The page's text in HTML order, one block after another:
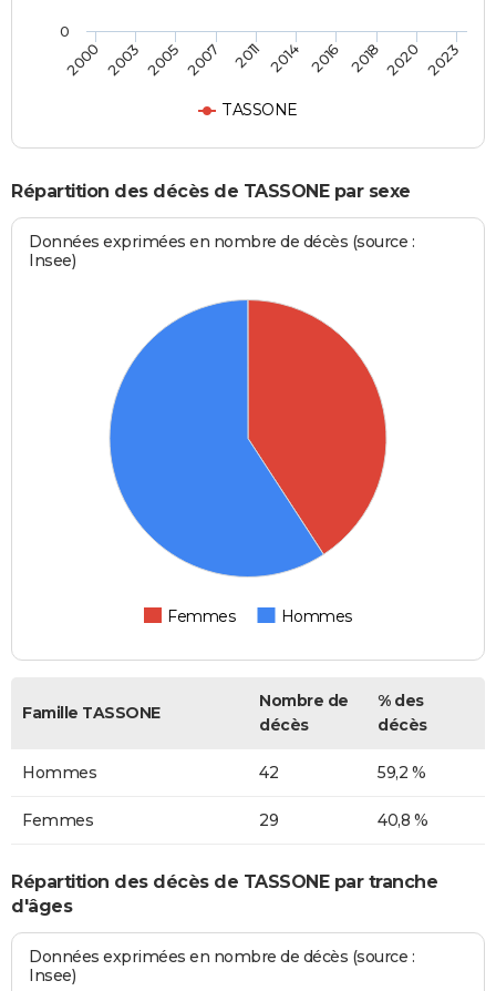
TASSONE
2000 2003 2005 2007 2011 2014 2016 2018 2020 2023
0
Répartition des décès de TASSONE par sexe
Données exprimées en nombre de décès (source :
Insee)
Femmes Hommes
Famille TASSONE
Nombre de
décès
% des
décès
Hommes 42 59,2 %
Femmes 29 40,8 %
Répartition des décès de TASSONE par tranche
d'âges
Données exprimées en nombre de décès (source :
Insee)